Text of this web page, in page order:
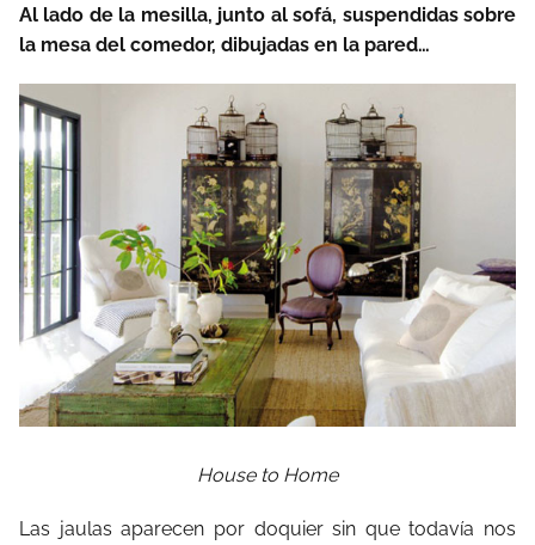
Al lado de la mesilla, junto al sofá, suspendidas sobre
la mesa del comedor, dibujadas en la pared…
House to Home
Las jaulas aparecen por doquier sin que todavía nos